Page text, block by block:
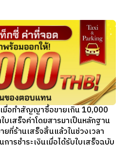
มื่อทำสัญญาซื้อขายเกิน 10,000
บเสร็จค่าโดยสารมาเป็นหลักฐาน
ที่ร้านเสร็จสิ้นแล้วในช่วงเวลา
ารชำระเงินเมื่อได้รับใบเสร็จฉบับ